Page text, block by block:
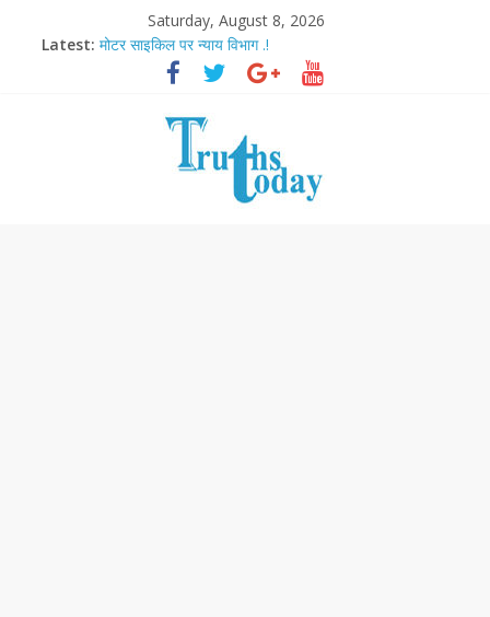
Saturday, August 8, 2026
Latest: मोटर साइकिल पर न्याय विभाग .!
Ram Mandir Pran Pratishthan-अयोध्या में विराजे रामलला
मासूम लेकिन खतरनाक है आरपीजी अटैक का नाबालिग आरोपी..!
अब फिल्मों के लिए धार्मिक बोर्ड..!
आज बिखर जाएगा इमरान खान का विकेट